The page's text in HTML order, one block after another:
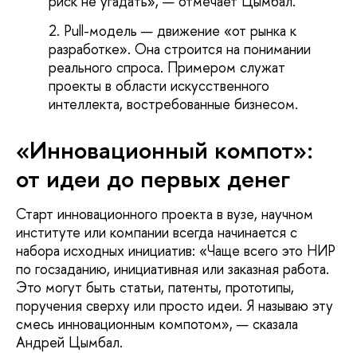
Pull-модель — движение «от рынка к
разработке». Она строится на понимании
реального спроса. Примером служат
проекты в области искусственного
интеллекта, востребованные бизнесом.
«Инновационный компот»:
от идеи до первых денег
Старт инновационного проекта в вузе, научном
институте или компании всегда начинается с
набора исходных инициатив: «Чаще всего это НИР
по госзаданию, инициативная или заказная работа.
Это могут быть статьи, патенты, прототипы,
поручения сверху или просто идеи. Я называю эту
смесь инновационным компотом», — сказала
Андрей Цымбал.